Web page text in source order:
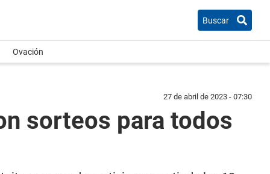
Buscar
Ovación
27 de abril de 2023 - 07:30
sorteos para todos